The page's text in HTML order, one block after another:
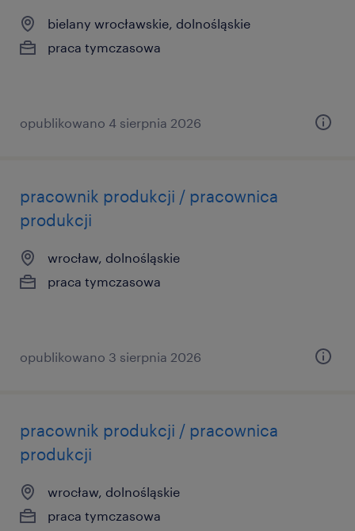
bielany wrocławskie, dolnośląskie
praca tymczasowa
opublikowano 4 sierpnia 2026
pracownik produkcji / pracownica
produkcji
wrocław, dolnośląskie
praca tymczasowa
opublikowano 3 sierpnia 2026
pracownik produkcji / pracownica
produkcji
wrocław, dolnośląskie
praca tymczasowa